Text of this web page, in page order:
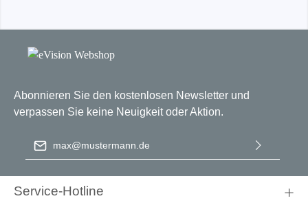
Abonnieren Sie den kostenlosen Newsletter und
verpassen Sie keine Neuigkeit oder Aktion.
E-Mail-Adresse
einverstanden.
Service-Hotline